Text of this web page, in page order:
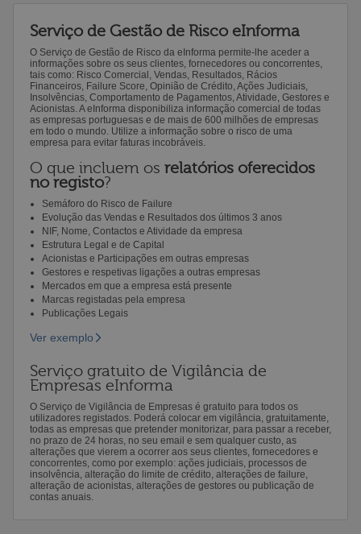
Serviço de Gestão de Risco eInforma
O Serviço de Gestão de Risco da eInforma permite-lhe aceder a
informações sobre os seus clientes, fornecedores ou concorrentes,
tais como: Risco Comercial, Vendas, Resultados, Rácios
Financeiros, Failure Score, Opinião de Crédito, Ações Judiciais,
Insolvências, Comportamento de Pagamentos, Atividade, Gestores e
Acionistas. A eInforma disponibiliza informação comercial de todas
as empresas portuguesas e de mais de 600 milhões de empresas
em todo o mundo. Utilize a informação sobre o risco de uma
empresa para evitar faturas incobráveis.
O que incluem os relatórios oferecidos
no registo?
Semáforo do Risco de Failure
Evolução das Vendas e Resultados dos últimos 3 anos
NIF, Nome, Contactos e Atividade da empresa
Estrutura Legal e de Capital
Acionistas e Participações em outras empresas
Gestores e respetivas ligações a outras empresas
Mercados em que a empresa está presente
Marcas registadas pela empresa
Publicações Legais
Ver exemplo
Serviço gratuito de Vigilância de
Empresas eInforma
O Serviço de Vigilância de Empresas é gratuito para todos os
utilizadores registados. Poderá colocar em vigilância, gratuitamente,
todas as empresas que pretender monitorizar, para passar a receber,
no prazo de 24 horas, no seu email e sem qualquer custo, as
alterações que vierem a ocorrer aos seus clientes, fornecedores e
concorrentes, como por exemplo: ações judiciais, processos de
insolvência, alteração do limite de crédito, alterações de failure,
alteração de acionistas, alterações de gestores ou publicação de
contas anuais.